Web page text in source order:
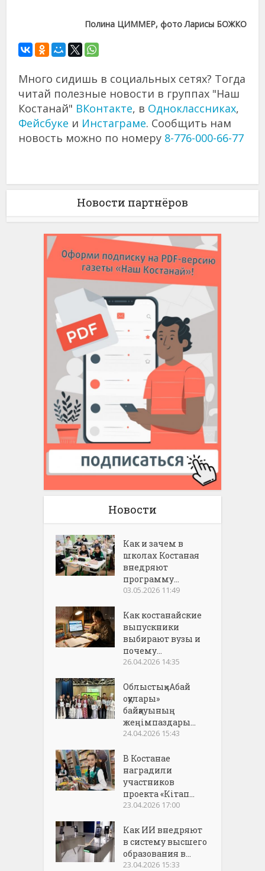
Полина ЦИММЕР, фото Ларисы БОЖКО
Много сидишь в социальных сетях? Тогда
читай полезные новости в группах "Наш
Костанай" ВКонтакте, в Одноклассниках,
Фейсбуке и Инстаграме. Сообщить нам
новость можно по номеру 8-776-000-66-77
Новости партнёров
Новости
Как и зачем в
школах Костаная
внедряют
программу...
03.05.2026 11:49
Как костанайские
выпускники
выбирают вузы и
почему...
26.04.2026 14:35
Облыстық «Абай
оқулары»
байқауының
жеңімпаздары...
24.04.2026 15:43
В Костанае
наградили
участников
проекта «Кітап...
23.04.2026 17:00
Как ИИ внедряют
в систему высшего
образования в...
23.04.2026 15:33